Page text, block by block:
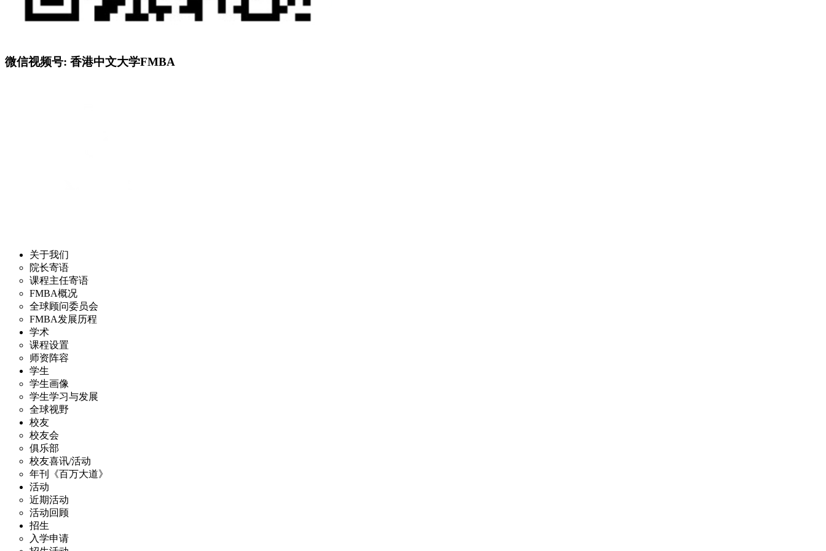
微信视频号: 香港中文大学FMBA
关于我们
院长寄语
课程主任寄语
FMBA概况
全球顾问委员会
FMBA发展历程
学术
课程设置
师资阵容
学生
学生画像
学生学习与发展
全球视野
校友
校友会
俱乐部
校友喜讯/活动
年刊《百万大道》
活动
近期活动
活动回顾
招生
入学申请